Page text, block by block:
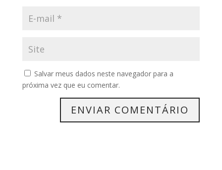
Salvar meus dados neste navegador para a
próxima vez que eu comentar.